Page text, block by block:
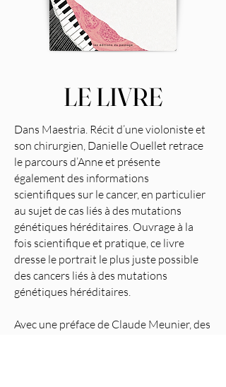
LE LIVRE
Dans Maestria. Récit d’une violoniste et
son chirurgien, Danielle Ouellet retrace
le parcours d’Anne et présente
également des informations
scientifiques sur le cancer, en particulier
au sujet de cas liés à des mutations
génétiques héréditaires. Ouvrage à la
fois scientifique et pratique, ce livre
dresse le portrait le plus juste possible
des cancers liés à des mutations
génétiques héréditaires.
​Avec une préface de Claude Meunier, des